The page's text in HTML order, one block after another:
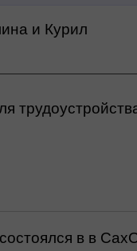
и Курил
в в